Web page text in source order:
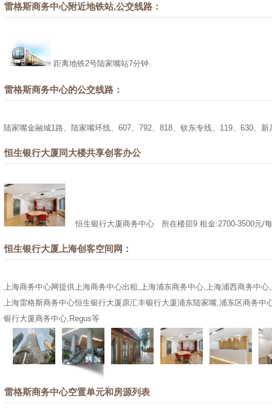
雷格斯商务中心附近地铁站,公交线路：
距离地铁2号陆家嘴站7分钟
雷格斯商务中心的公交线路：
陆家嘴金融城1路、陆家嘴环线、607、792、818、钦东专线、119、630、新
恒生银行大厦同大楼共享创客办公
恒生银行大厦商务中心 所在楼层9 租金:2700-3500元/
恒生银行大厦上海创客空间网：
上海商务中心网提供上海商务中心出租,上海浦东商务中心,上海浦西商务中
上海雷格斯商务中心恒生银行大厦原汇丰银行大厦浦东陆家嘴,浦东区商务中
银行大厦商务中心,Regus等
雷格斯商务中心空置单元和房源列表